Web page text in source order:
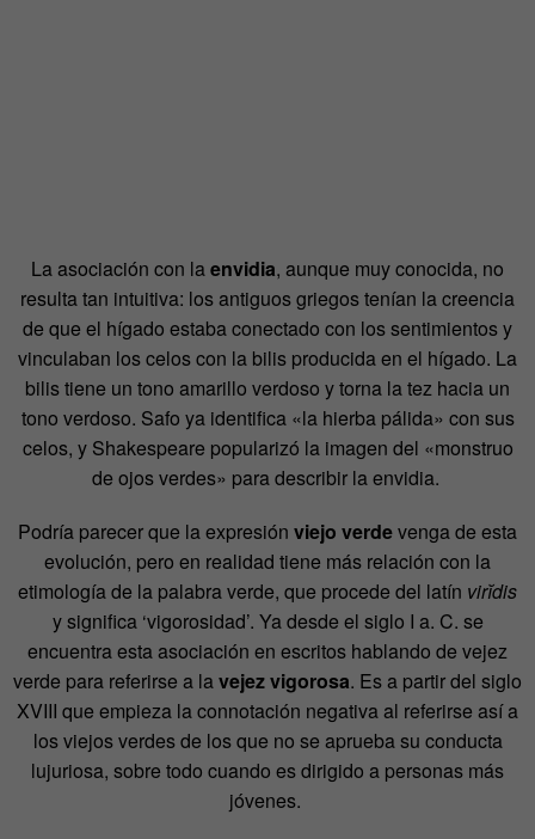
La asociación con laenvidia, aunque muy conocida, no
resulta tan intuitiva: los antiguos griegos tenían la creencia
de que el hígado estaba conectado con los sentimientos y
vinculaban los celos con la bilis producida en el hígado. La
bilis tiene un tono amarillo verdoso y torna la tez hacia un
tono verdoso. Safo ya identifica «la hierba pálida» con sus
celos, y Shakespeare popularizó la imagen del «monstruo
de ojos verdes» para describir la envidia.
Podría parecer que la expresión viejo verdevenga de esta
evolución, pero en realidad tiene más relación con la
etimología de la palabra verde, que procede del latín virĭdis
y significa ‘vigorosidad’. Ya desde el siglo I a. C. se
encuentra esta asociación en escritos hablando de vejez
verde para referirse a lavejez vigorosa. Es a partir del siglo
XVIII que empieza la connotación negativa al referirse así a
los viejos verdes de los que no se aprueba su conducta
lujuriosa, sobre todo cuando es dirigido a personas más
jóvenes.